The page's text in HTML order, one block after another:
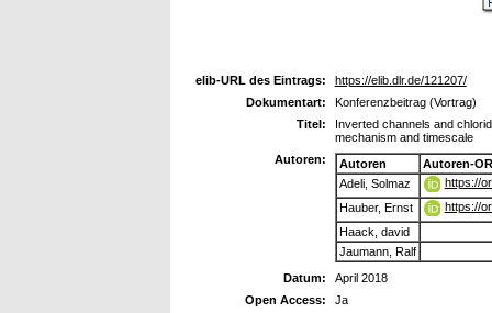
elib-URL des Eintrags:
https://elib.dlr.de/121207/
Dokumentart:
Konferenzbeitrag (Vortrag)
Titel:
Inverted channels and
mechanism and timescale
Autoren:
Autoren
Autoren-
Adeli, Solmaz
https://
Hauber, Ernst
https://
Haack, david
Jaumann, Ralf
Datum:
April 2018
Open Access:
Ja